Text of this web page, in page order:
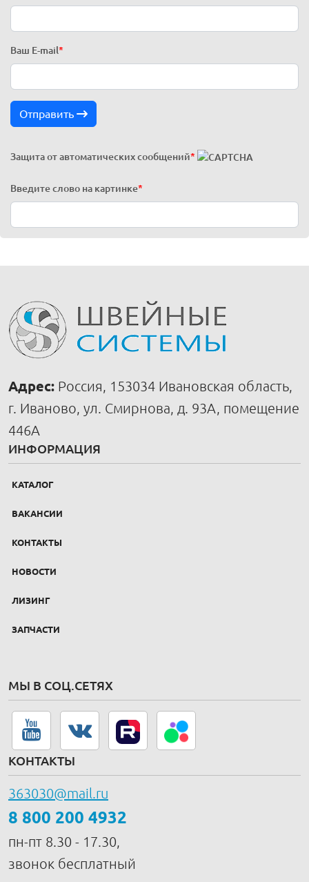
Ваш E-mail *
Отправить
Защита от автоматических сообщений*
Введите слово на картинке*
Адрес: Россия, 153034 Ивановская область,
г. Иваново, ул. Смирнова, д. 93А, помещение
446А
ИНФОРМАЦИЯ
КАТАЛОГ
ВАКАНСИИ
КОНТАКТЫ
НОВОСТИ
ЛИЗИНГ
ЗАПЧАСТИ
МЫ В СОЦ.СЕТЯХ
КОНТАКТЫ
363030@mail.ru
8 800 200 4932
пн-пт 8.30 - 17.30,
звонок бесплатный